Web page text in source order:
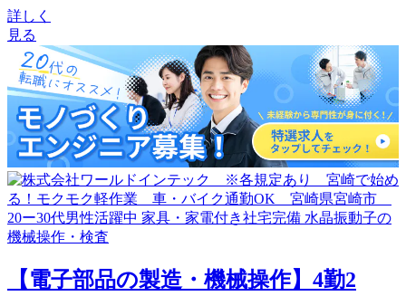
詳しく
見る
【電子部品の製造・機械操作】4勤2